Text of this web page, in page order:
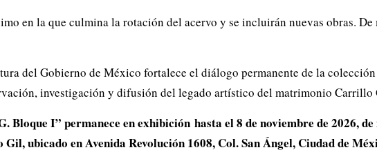
en la que culmina la rotación del acervo y se incluirán nuevas obras. De
del Gobierno de México fortalece el diálogo permanente de la
investigación y difusión del legado artístico del matrimonio Carrillo
I” permanece en exhibición hasta el 8 de noviembre de 2026,
ubicado en Avenida Revolución 1608, Col. San Ángel, Ciudad de